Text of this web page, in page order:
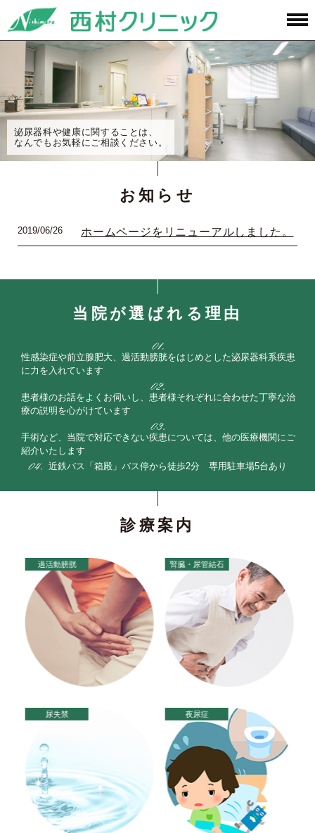
泌尿器科や健康に関することは、
なんでもお気軽にご相談ください。
お知らせ
2019/06/26 ホームページをリニューアルしました。
当院が選ばれる理由
性感染症や前立腺肥大、過活動膀胱をはじめとした泌尿器科系疾患
に力を入れています
患者様のお話をよくお伺いし、患者様それぞれに合わせた丁寧な治
療の説明を心がけています
手術など、当院で対応できない疾患については、他の医療機関にご
紹介いたします
近鉄バス「箱殿」バス停から徒歩2分 専用駐車場5台あり
診療案内
過活動膀胱
尿失禁
腎臓・尿管結石
夜尿症